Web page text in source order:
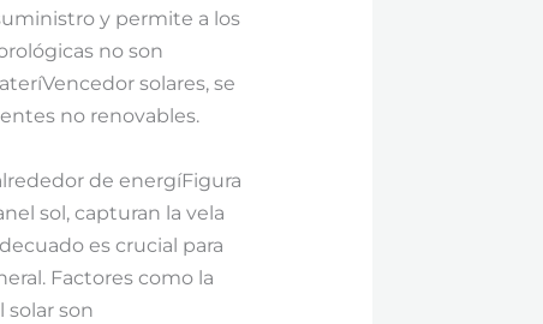
y permite a los
no son
solares, se
no renovables.
de energíFigura
sol, capturan la vela
es crucial para
Factores como la
solar son